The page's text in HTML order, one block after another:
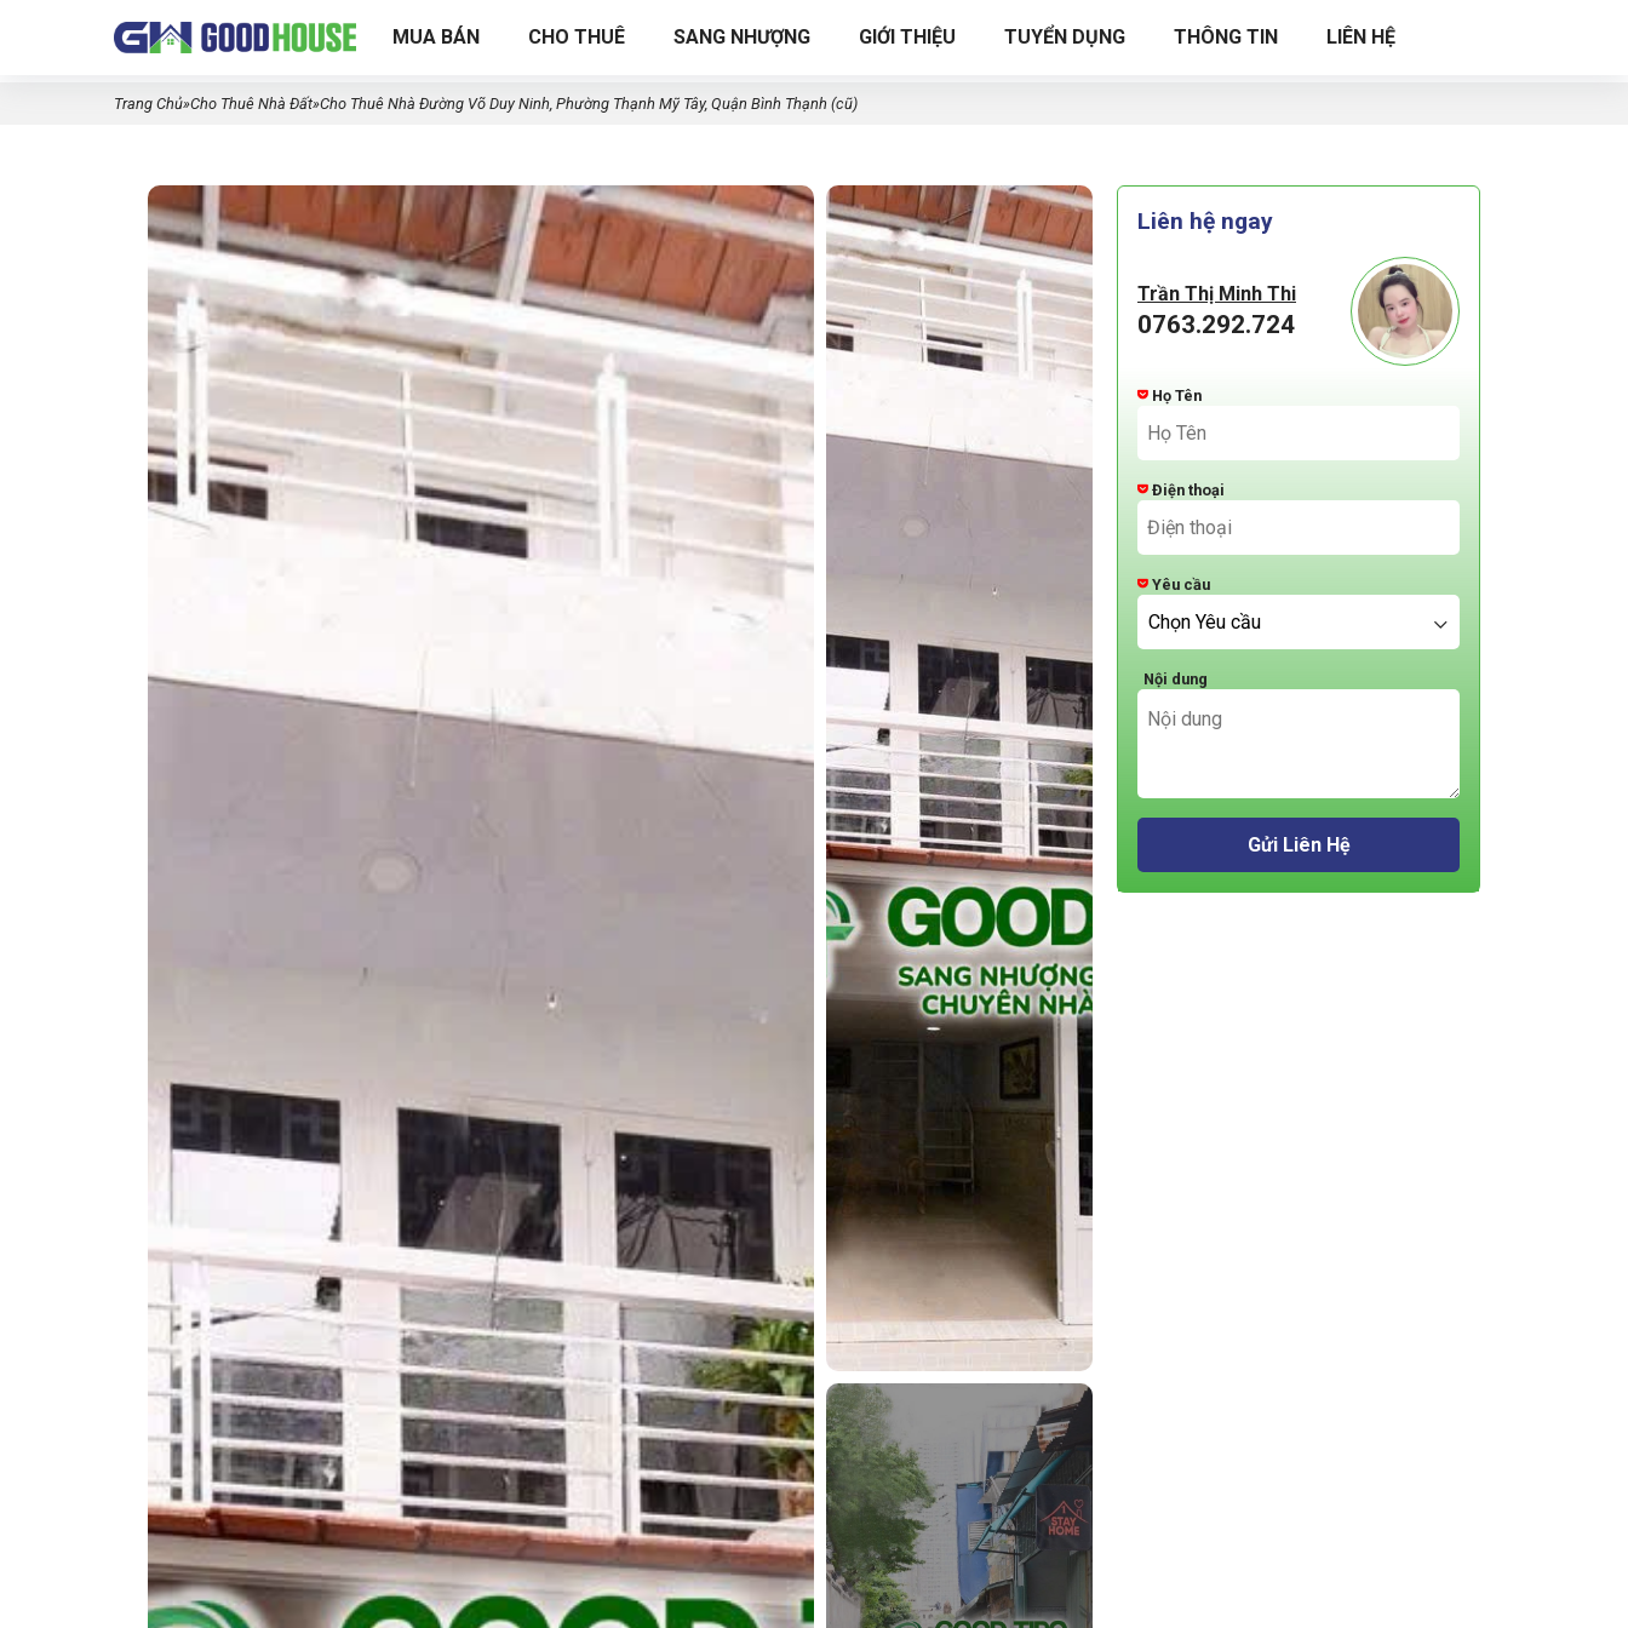
MUA BÁN CHO THUÊ SANG NHƯỢNG GIỚI THIỆU TUYỂN DỤNG THÔNG TIN LIÊN HỆ
Trang Chủ»Cho Thuê Nhà Đất»Cho Thuê Nhà Đường Võ Duy Ninh, Phường Thạnh Mỹ Tây, Quận Bình Thạnh (cũ)
Liên hệ ngay
Trần Thị Minh Thi
0763.292.724
Họ Tên
Điện thoại
Yêu cầu
Nội dung
Gửi Liên Hệ